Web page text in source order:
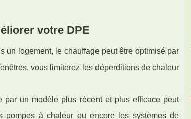
votre DPE
un logement, le chauffage peut être optimisé par
vous limiterez les déperditions de chaleur
par un modèle plus récent et plus efficace peut
pompes à chaleur ou encore les systèmes de